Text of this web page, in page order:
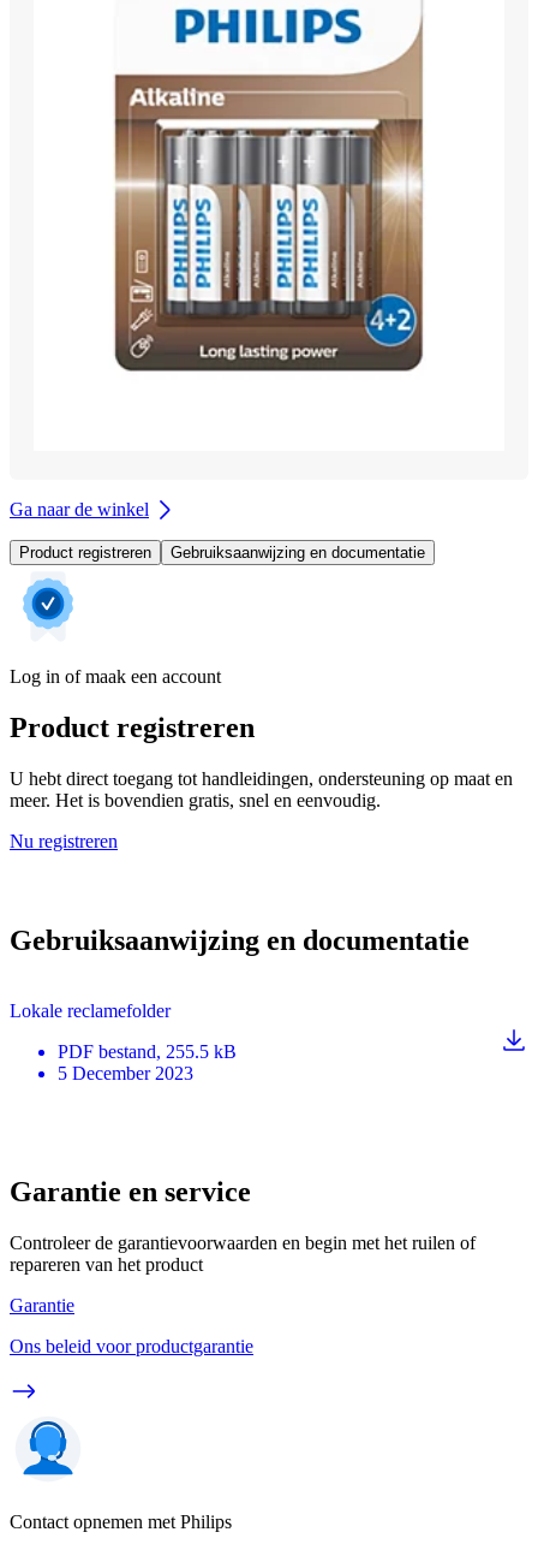
Ga naar de winkel
Product registreren Gebruiksaanwijzing en documentatie
Log in of maak een account
Product registreren
U hebt direct toegang tot handleidingen, ondersteuning op maat en
meer. Het is bovendien gratis, snel en eenvoudig.
Nu registreren
Gebruiksaanwijzing en documentatie
Lokale reclamefolder
PDF bestand, 255.5 kB
5 December 2023
Garantie en service
Controleer de garantievoorwaarden en begin met het ruilen of
repareren van het product
Garantie
Ons beleid voor productgarantie
Contact opnemen met Philips